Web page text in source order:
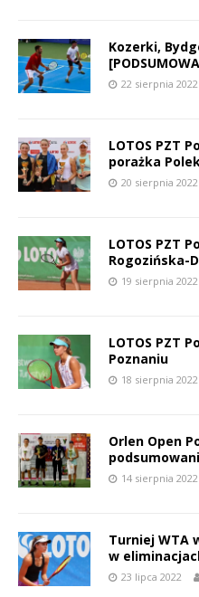
Kozerki,
22 sierpnia 2022
LOTOS PZT
porażka
20 sierpnia 2022
LOTOS PZT
Rogozińska-
19 sierpnia 2022
LOTOS PZT
Poznaniu
18 sierpnia 2022
Orlen Open
14 sierpnia 2022
Turniej WTA
w
23 lipca 2022